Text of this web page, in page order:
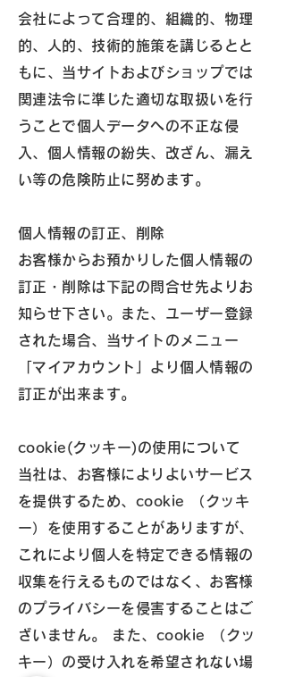
会社によって合理的、組織的、物理
的、人的、技術的施策を講じるとと
もに、当サイトおよびショップでは
関連法令に準じた適切な取扱いを行
うことで個人データへの不正な侵
入、個人情報の紛失、改ざん、漏え
い等の危険防止に努めます。
個人情報の訂正、削除
お客様からお預かりした個人情報の
訂正・削除は下記の問合せ先よりお
知らせ下さい。また、ユーザー登録
された場合、当サイトのメニュー
「マイアカウント」より個人情報の
訂正が出来ます。
cookie(クッキー)の使用について
当社は、お客様によりよいサービス
を提供するため、cookie （クッキ
ー）を使用することがありますが、
これにより個人を特定できる情報の
収集を行えるものではなく、お客様
のプライバシーを侵害することはご
ざいません。 また、cookie （クッ
キー）の受け入れを希望されない場